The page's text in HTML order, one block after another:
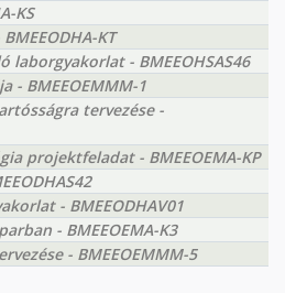
KS
KT
laborgyakorlat - BMEEOHSAS46
- BMEEOEMMM-1
tervezése -
projektfeladat - BMEEOEMA-KP
- BMEEODHAV01
- BMEEOEMA-K3
- BMEEOEMMM-5